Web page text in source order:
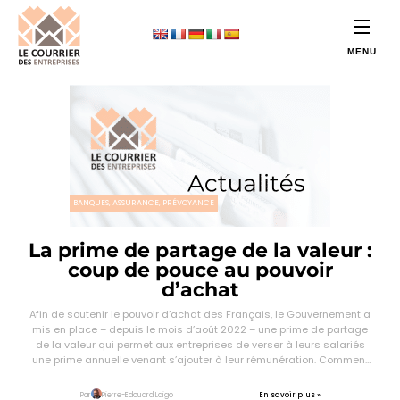
BANQUES, ASSURANCE, PRÉVOYANCE
La prime de partage de la valeur :
coup de pouce au pouvoir
d’achat
Afin de soutenir le pouvoir d’achat des Français, le Gouvernement a
mis en place – depuis le mois d’août 2022 – une prime de partage
de la valeur qui permet aux entreprises de verser à leurs salariés
une prime annuelle venant s’ajouter à leur rémunération. Comment
Par Pierre-Edouard Laigo En savoir plus »